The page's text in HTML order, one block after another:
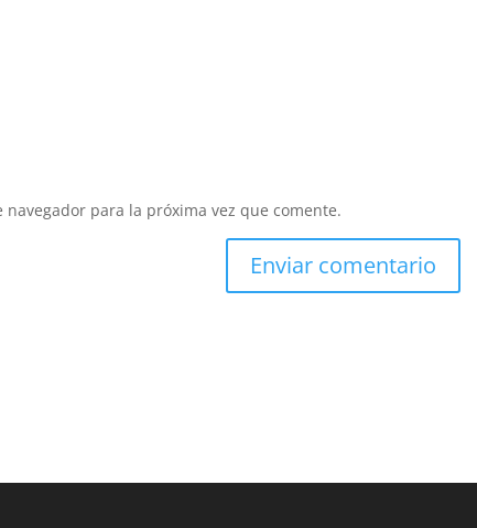
para la próxima vez que comente.